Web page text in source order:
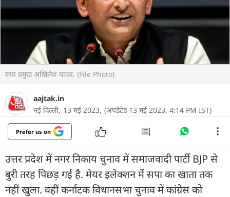
सपा प्रमुख अखिलेश यादव. (File Photo)
aajtak.in
नई दिल्ली, 13 मई 2023, (अपडेटेड 13 मई 2023, 4:14 PM IST)
Prefer us on
उत्तर प्रदेश में नगर निकाय चुनाव में समाजवादी पार्टी BJP से
बुरी तरह पिछड़ गई है. मेयर इलेक्शन में सपा का खाता तक
नहीं खुला. वहीं कर्नाटक विधानसभा चुनाव में कांग्रेस को